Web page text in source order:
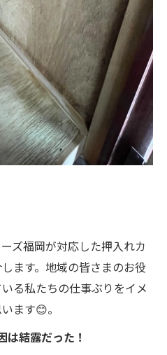
ズ福岡が対応した押入れカ
ます。地域の皆さまのお役
る私たちの仕事ぶりをイメ
ます😊。
結露だった！